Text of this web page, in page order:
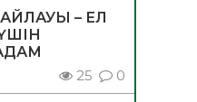
– ЕЛ
25 0